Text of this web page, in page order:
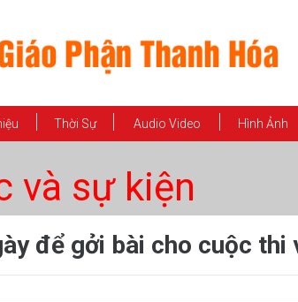
Thời Sự Audio Video Hình Ảnh
và sự kiện
để gởi bài cho cuộc thi